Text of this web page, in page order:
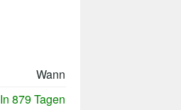
Wann
In 879 Tagen